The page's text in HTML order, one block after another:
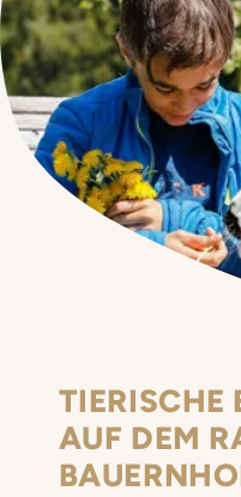
TIERISCHE
AUF DEM